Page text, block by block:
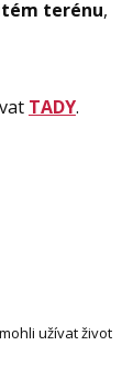
terénu,
TADY.
užívat život